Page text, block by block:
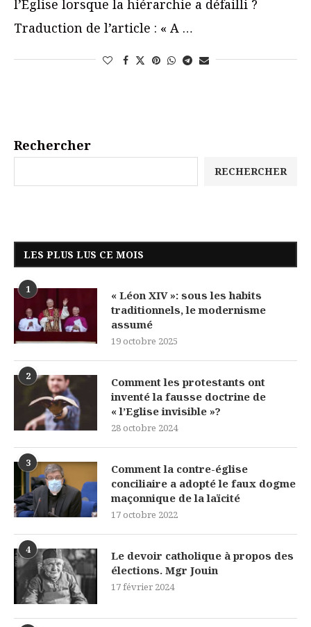
l’Eglise lorsque la hiérarchie a défailli ?
Traduction de l’article : « A …
Rechercher
RECHERCHER
LES PLUS LUS CE MOIS
1
« Léon XIV »: sous les habits
traditionnels, le modernisme
assumé
19 octobre 2025
2
Comment les protestants ont
inventé la fausse doctrine de
« l’Eglise invisible »?
28 octobre 2024
3
Comment la contre-église
conciliaire a adopté le faux dogme
maçonnique de la laïcité
17 octobre 2022
4
Le devoir catholique à propos des
élections. Mgr Jouin
17 février 2024